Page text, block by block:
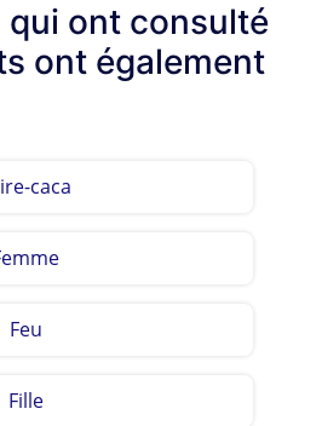
qui ont consulté
ont également
caca
Feu
Fille